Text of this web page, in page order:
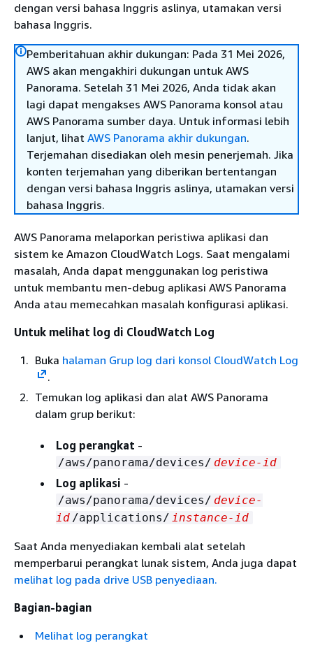
dengan versi bahasa Inggris aslinya, utamakan versi
bahasa Inggris.
Pemberitahuan akhir dukungan: Pada 31 Mei 2026,
AWS akan mengakhiri dukungan untuk AWS
Panorama. Setelah 31 Mei 2026, Anda tidak akan
lagi dapat mengakses AWS Panorama konsol atau
AWS Panorama sumber daya. Untuk informasi lebih
lanjut, lihat AWS Panorama akhir dukungan.
Terjemahan disediakan oleh mesin penerjemah. Jika
konten terjemahan yang diberikan bertentangan
dengan versi bahasa Inggris aslinya, utamakan versi
bahasa Inggris.
AWS Panorama melaporkan peristiwa aplikasi dan
sistem ke Amazon CloudWatch Logs. Saat mengalami
masalah, Anda dapat menggunakan log peristiwa
untuk membantu men-debug aplikasi AWS Panorama
Anda atau memecahkan masalah konfigurasi aplikasi.
Untuk melihat log di CloudWatch Log
Buka halaman Grup log dari konsol CloudWatch Log
.
Temukan log aplikasi dan alat AWS Panorama
dalam grup berikut:
Log perangkat -
/aws/panorama/devices/ device-id
Log aplikasi -
/aws/panorama/devices/ device-
id /applications/ instance-id
Saat Anda menyediakan kembali alat setelah
memperbarui perangkat lunak sistem, Anda juga dapat
melihat log pada drive USB penyediaan.
Bagian-bagian
Melihat log perangkat